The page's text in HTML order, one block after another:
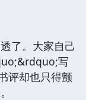
了。大家自己
写
评却也只得颤